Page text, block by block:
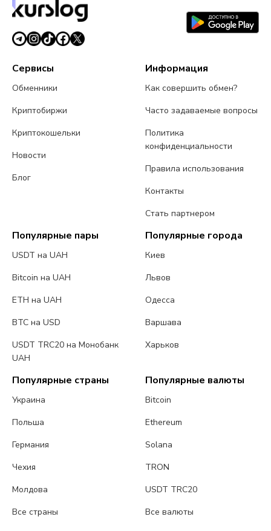
24 июля 2026 г.4 мин чтения
Сервисы
Обменники
Криптобиржи
Криптокошельки
Новости
Блог
Информация
Как совершить обмен?
Часто задаваемые вопросы
Политика
конфиденциальности
Правила использования
Контакты
Стать партнером
Популярные пары
USDT на UAH
Bitcoin на UAH
ETH на UAH
BTC на USD
USDT TRC20 на Монобанк
UAH
Популярные города
Киев
Львов
Одесса
Варшава
Харьков
Популярные страны
Украина
Польша
Германия
Чехия
Молдова
Все страны
Популярные валюты
Bitcoin
Ethereum
Solana
TRON
USDT TRC20
Все валюты